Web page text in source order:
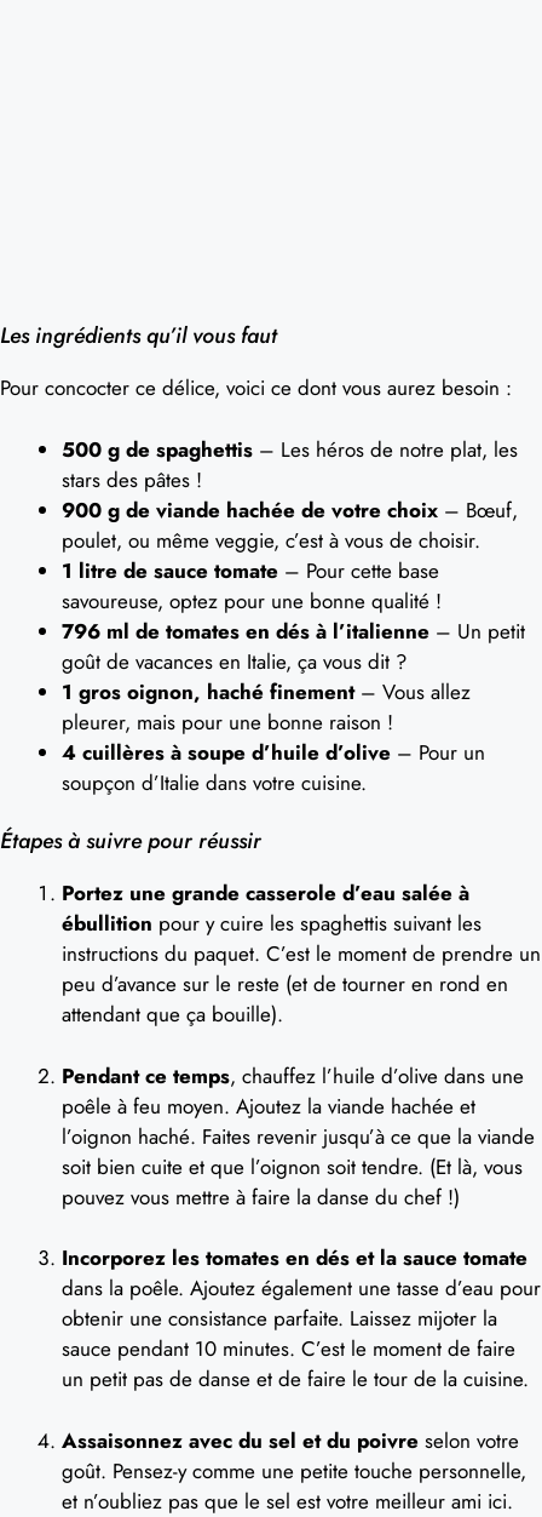
Les ingrédients qu’il vous faut
Pour concocter ce délice, voici ce dont vous aurez besoin :
500 g de spaghettis – Les héros de notre plat, les
stars des pâtes !
900 g de viande hachée de votre choix – Bœuf,
poulet, ou même veggie, c’est à vous de choisir.
1 litre de sauce tomate – Pour cette base
savoureuse, optez pour une bonne qualité !
796 ml de tomates en dés à l’italienne – Un petit
goût de vacances en Italie, ça vous dit ?
1 gros oignon, haché finement– Vous allez
pleurer, mais pour une bonne raison !
4 cuillères à soupe d’huile d’olive – Pour un
soupçon d’Italie dans votre cuisine.
Étapes à suivre pour réussir
Portez une grande casserole d’eau salée à
ébullition pour y cuire les spaghettis suivant les
instructions du paquet. C’est le moment de prendre un
peu d’avance sur le reste (et de tourner en rond en
attendant que ça bouille).
Pendant ce temps, chauffez l’huile d’olive dans une
poêle à feu moyen. Ajoutez la viande hachée et
l’oignon haché. Faites revenir jusqu’à ce que la viande
soit bien cuite et que l’oignon soit tendre. (Et là, vous
pouvez vous mettre à faire la danse du chef !)
Incorporez les tomates en dés et la sauce tomate
dans la poêle. Ajoutez également une tasse d’eau pour
obtenir une consistance parfaite. Laissez mijoter la
sauce pendant 10 minutes. C’est le moment de faire
un petit pas de danse et de faire le tour de la cuisine.
Assaisonnez avec du sel et du poivre selon votre
goût. Pensez-y comme une petite touche personnelle,
et n’oubliez pas que le sel est votre meilleur ami ici.